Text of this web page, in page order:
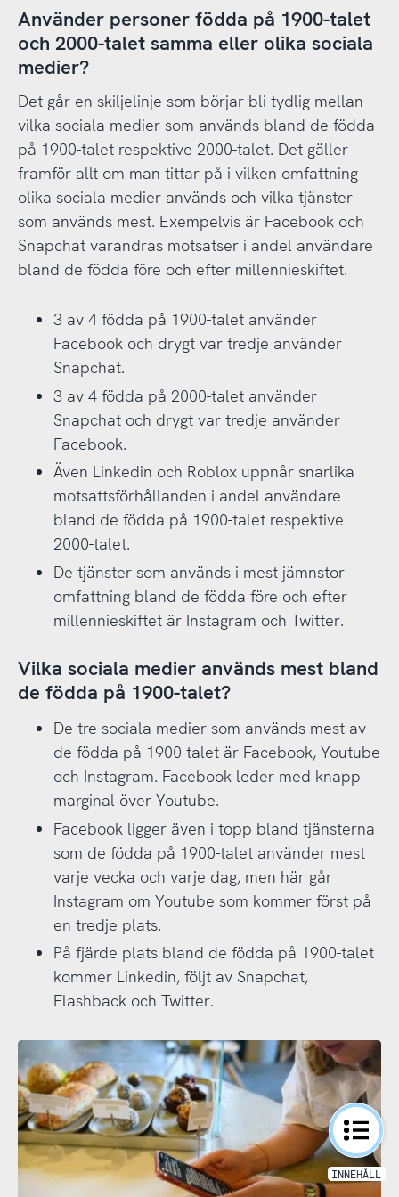
Använder personer födda på 1900-talet
och 2000-talet samma eller olika sociala
medier?
Det går en skiljelinje som börjar bli tydlig mellan
vilka sociala medier som används bland de födda
på 1900-talet respektive 2000-talet. Det gäller
framför allt om man tittar på i vilken omfattning
olika sociala medier används och vilka tjänster
som används mest. Exempelvis är Facebook och
Snapchat varandras motsatser i andel användare
bland de födda före och efter millennieskiftet.
3 av 4 födda på 1900-talet använder
Facebook och drygt var tredje använder
Snapchat.
3 av 4 födda på 2000-talet använder
Snapchat och drygt var tredje använder
Facebook.
Även Linkedin och Roblox uppnår snarlika
motsattsförhållanden i andel användare
bland de födda på 1900-talet respektive
2000-talet.
De tjänster som används i mest jämnstor
omfattning bland de födda före och efter
millennieskiftet är Instagram och Twitter.
Vilka sociala medier används mest bland
de födda på 1900-talet?
De tre sociala medier som används mest av
de födda på 1900-talet är Facebook, Youtube
och Instagram. Facebook leder med knapp
marginal över Youtube.
Facebook ligger även i topp bland tjänsterna
som de födda på 1900-talet använder mest
varje vecka och varje dag, men här går
Instagram om Youtube som kommer först på
en tredje plats.
På fjärde plats bland de födda på 1900-talet
kommer Linkedin, följt av Snapchat,
Flashback och Twitter.